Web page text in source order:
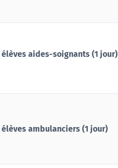
aides-soignants (1 jour)
ambulanciers (1 jour)